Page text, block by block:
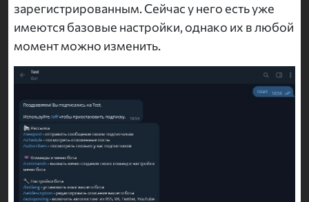
зарегистрированным. Сейчас у него есть уже
имеются базовые настройки, однако их в любой
момент можно изменить.